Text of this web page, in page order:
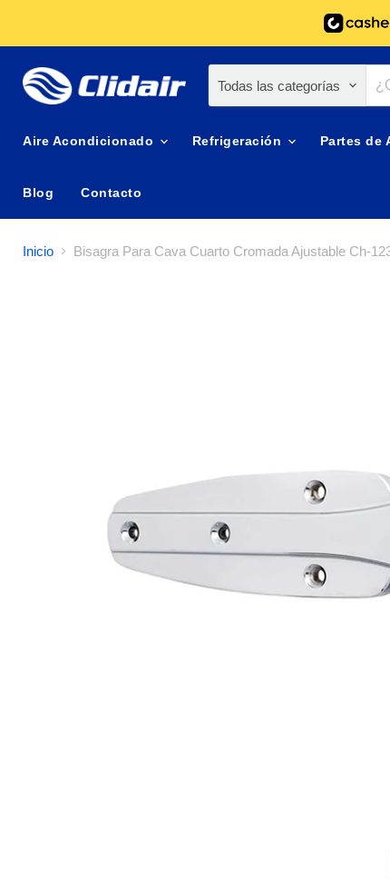
Todas las categorías
Aire Acondicionado Refrigeración Partes de
Blog Contacto
Inicio Bisagra Para Cava Cuarto Cromada Ajustable Ch-